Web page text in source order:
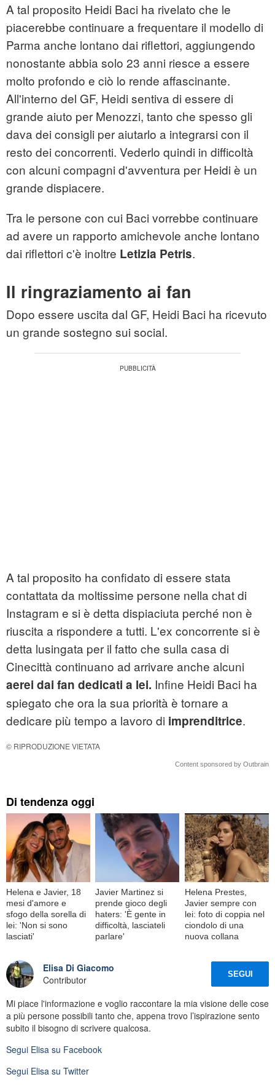
A tal proposito Heidi Baci ha rivelato che le
piacerebbe continuare a frequentare il modello di
Parma anche lontano dai riflettori, aggiungendo
nonostante abbia solo 23 anni riesce a essere
molto profondo e ciò lo rende affascinante.
All'interno del GF, Heidi sentiva di essere di
grande aiuto per Menozzi, tanto che spesso gli
dava dei consigli per aiutarlo a integrarsi con il
resto dei concorrenti. Vederlo quindi in difficoltà
con alcuni compagni d'avventura per Heidi è un
grande dispiacere.
Tra le persone con cui Baci vorrebbe continuare
ad avere un rapporto amichevole anche lontano
dai riflettori c'è inoltre Letizia Petris.
Il ringraziamento ai fan
Dopo essere uscita dal GF, Heidi Baci ha ricevuto
un grande sostegno sui social.
A tal proposito ha confidato di essere stata
contattata da moltissime persone nella chat di
Instagram e si è detta dispiaciuta perché non è
riuscita a rispondere a tutti. L'ex concorrente si è
detta lusingata per il fatto che sulla casa di
Cinecittà continuano ad arrivare anche alcuni
aerei dai fan dedicati a lei. Infine Heidi Baci ha
spiegato che ora la sua priorità è tornare a
dedicare più tempo a lavoro di imprenditrice.
© RIPRODUZIONE VIETATA
Content sponsored by Outbrain
Di tendenza oggi
Helena e Javier, 18
mesi d'amore e
sfogo della sorella di
lei: 'Non si sono
lasciati'
Javier Martinez si
prende gioco degli
haters: 'È gente in
difficoltà, lasciateli
parlare'
Helena Prestes,
Javier sempre con
lei: foto di coppia nel
ciondolo di una
nuova collana
Elisa Di Giacomo
Contributor
SEGUI
Mi piace l'informazione e voglio raccontare la mia visione delle cose
a più persone possibili tanto che, appena trovo l’ispirazione sento
subito il bisogno di scrivere qualcosa.
Segui Elisa su Facebook
Segui Elisa su Twitter